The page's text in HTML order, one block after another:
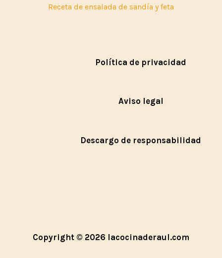
Receta de ensalada de sandía y feta
Política de privacidad
Aviso legal
Descargo de responsabilidad
Copyright © 2026 lacocinaderaul.com